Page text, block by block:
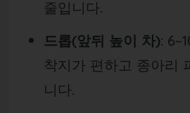
줄입니다.
드롭(앞뒤 높이 차):
착지가 편하고 종아리
니다.